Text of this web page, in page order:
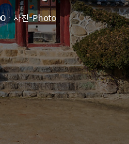
ㆍ사진-Photo